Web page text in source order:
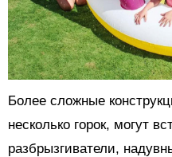
Более сложные
несколько горок, могут
разбрызгиватели,